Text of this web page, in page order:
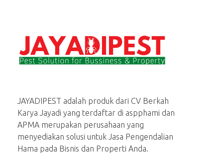
JAYADIPEST adalah produk dari CV Berkah
Karya Jayadi yang terdaftar di aspphami dan
APMA merupakan perusahaan yang
menyediakan solusi untuk Jasa Pengendalian
Hama pada Bisnis dan Properti Anda.